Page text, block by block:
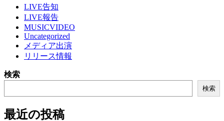
LIVE告知
LIVE報告
MUSICVIDEO
Uncategorized
メディア出演
リリース情報
検索
検索
最近の投稿